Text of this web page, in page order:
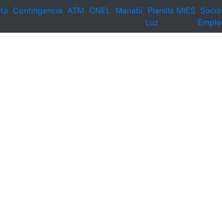
Contingencia ATM CNEL Manabí Planilla
Luz
MIES Socio